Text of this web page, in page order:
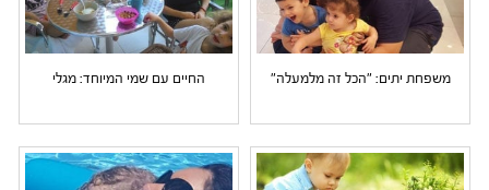
משפחת יתים: "הכל זה מלמעלה" החיים עם שמי המיוחד: מגלי